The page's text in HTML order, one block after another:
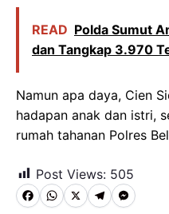
READ Polda Sumut
dan Tangkap 3.970
Namun apa daya, Cien
hadapan anak dan istri,
rumah tahanan Polres
Post Views: 505
F WX T M